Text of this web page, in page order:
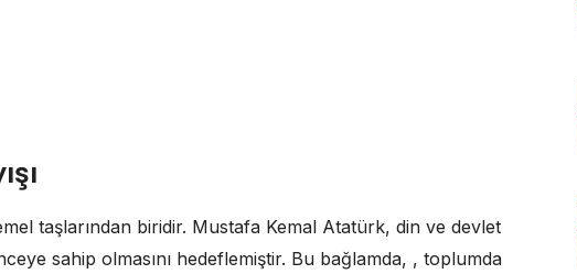
taşlarından biridir. Mustafa Kemal Atatürk, din ve devlet
sahip olmasını hedeflemiştir. Bu bağlamda, , toplumda